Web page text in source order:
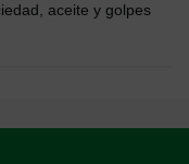
aceite y golpes